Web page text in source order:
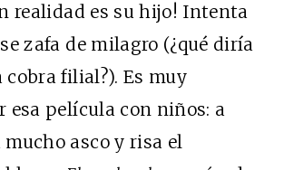
realidad es su hijo! Intenta
zafa de milagro (¿qué diría
cobra filial?). Es muy
esa película con niños: a
asco y risa el